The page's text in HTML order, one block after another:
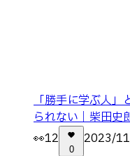
「勝手に学ぶ人」
られない｜柴田史
👀12
0
2023/